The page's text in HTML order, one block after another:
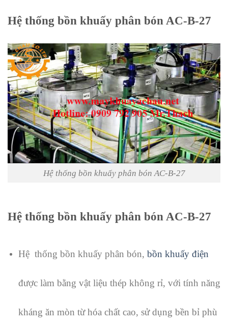
Hệ thống bồn khuấy phân bón AC-B-27
Hệ thống bồn khuấy phân bón AC-B-27
Hệ thống bồn khuấy phân bón AC-B-27
Hệ thống bồn khuấy phân bón, bồn khuấy điện
được làm bằng vật liệu thép không rỉ, với tính năng
kháng ăn mòn từ hóa chất cao, sử dụng bền bỉ phù